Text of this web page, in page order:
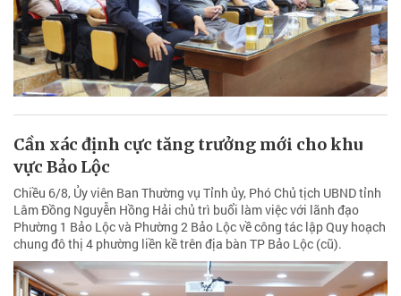
Cần xác định cực tăng trưởng mới cho khu
vực Bảo Lộc
Chiều 6/8, Ủy viên Ban Thường vụ Tỉnh ủy, Phó Chủ tịch UBND tỉnh
Lâm Đồng Nguyễn Hồng Hải chủ trì buổi làm việc với lãnh đạo
Phường 1 Bảo Lộc và Phường 2 Bảo Lộc về công tác lập Quy hoạch
chung đô thị 4 phường liền kề trên địa bàn TP Bảo Lộc (cũ).